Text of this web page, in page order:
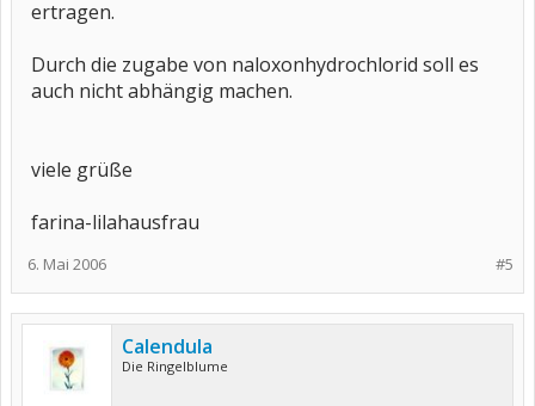
ertragen.
Durch die zugabe von naloxonhydrochlorid soll es
auch nicht abhängig machen.
viele grüße
farina-lilahausfrau
#5
6. Mai 2006
Calendula
Die Ringelblume